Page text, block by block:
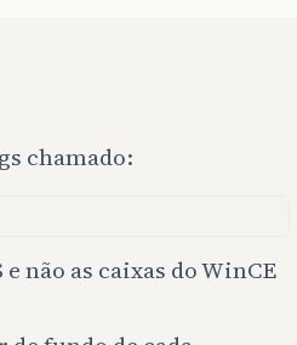
chamado:
não as caixas do WinCE